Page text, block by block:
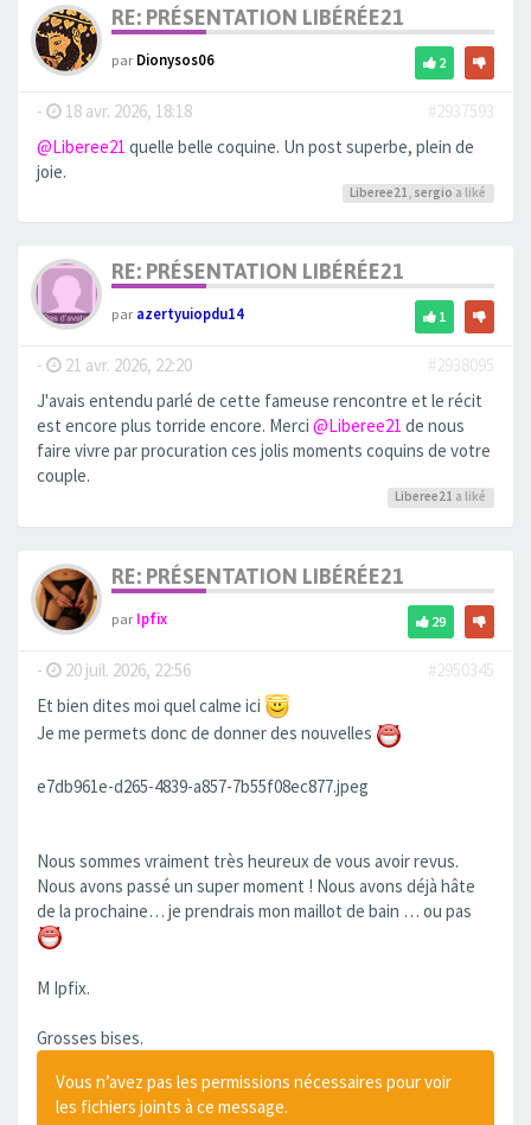
RE: PRÉSENTATION LIBÉRÉE21
parDionysos06 2
- 18 avr. 2026, 18:18
#2937593
@Liberee21 quelle belle coquine. Un post superbe, plein de
joie.
Liberee21, sergio a liké
RE: PRÉSENTATION LIBÉRÉE21
parazertyuiopdu14 1
- 21 avr. 2026, 22:20
#2938095
J'avais entendu parlé de cette fameuse rencontre et le récit
est encore plus torride encore. Merci @Liberee21 de nous
faire vivre par procuration ces jolis moments coquins de votre
couple.
Liberee21 a liké
RE: PRÉSENTATION LIBÉRÉE21
parIpfix 29
- 20 juil. 2026, 22:56
#2950345
Et bien dites moi quel calme ici
Je me permets donc de donner des nouvelles
e7db961e-d265-4839-a857-7b55f08ec877.jpeg
Nous sommes vraiment très heureux de vous avoir revus.
Nous avons passé un super moment ! Nous avons déjà hâte
de la prochaine… je prendrais mon maillot de bain … ou pas
M Ipfix.
Grosses bises.
Vous n’avez pas les permissions nécessaires pour voir
les fichiers joints à ce message.